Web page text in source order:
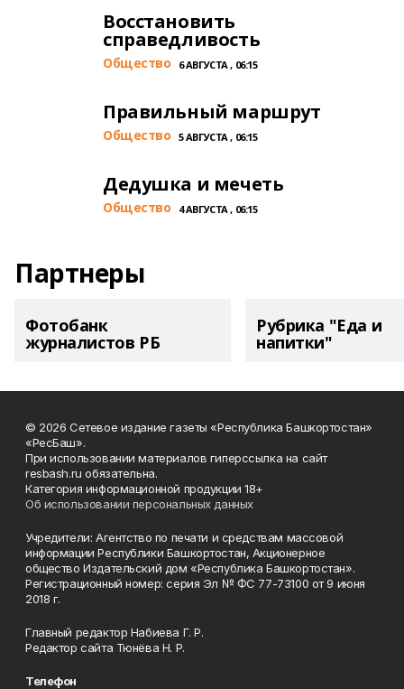
Восстановить
справедливость
Общество 6 АВГУСТА , 06:15
Правильный маршрут
Общество 5 АВГУСТА , 06:15
Дедушка и мечеть
Общество 4 АВГУСТА , 06:15
Партнеры
Фотобанк
журналистов РБ
Рубрика "Еда и
напитки"
© 2026 Сетевое издание газеты «Республика Башкортостан»
«РесБаш».
При использовании материалов гиперссылка на сайт
resbash.ru обязательна.
Категория информационной продукции 18+
Об использовании персональных данных
Учредители: Агентство по печати и средствам массовой
информации Республики Башкортостан, Акционерное
общество Издательский дом «Республика Башкортостан».
Регистрационный номер: серия Эл № ФС 77-73100 от 9 июня
2018 г.
Главный редактор Набиева Г. Р.
Редактор сайта Тюнёва Н. Р.
Телефон